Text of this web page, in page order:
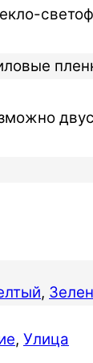
,
, Улица